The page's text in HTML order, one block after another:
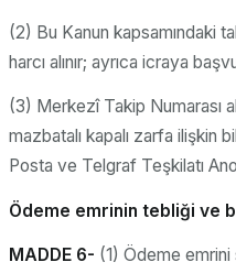
(2) Bu Kanun kapsamındaki
harcı alınır; ayrıca icraya
(3) Merkezî Takip Numarası
mazbatalı kapalı zarfa ilişkin
Posta ve Telgraf Teşkilatı
Ödeme emrinin tebliği ve
MADDE 6- (1) Ödeme